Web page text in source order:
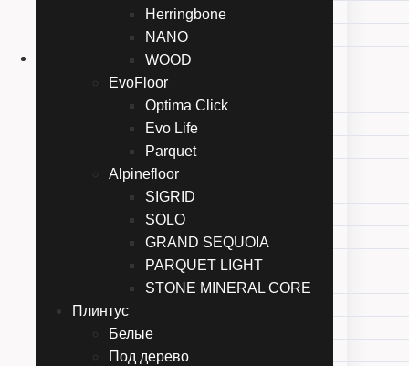
Herringbone
NANO
WOOD
EvoFloor
Optima Click
Evo Life
Parquet
Alpinefloor
SIGRID
SOLO
GRAND SEQUOIA
PARQUET LIGHT
STONE MINERAL CORE
Плинтус
Белые
Под дерево
Castle Ultra
Muse Ultra
SPC Ламинат
CronaFloor
Herringbone
NANO
WOOD
EvoFloor
Optima Click
Evo Life
Parquet
Alpinefloor
SIGRID
SOLO
GRAND SEQUOIA
PARQUET LIGHT